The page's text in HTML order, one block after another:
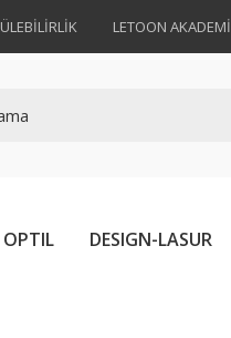
LETOON AKADEMİ
OPTIL DESIGN-LASUR